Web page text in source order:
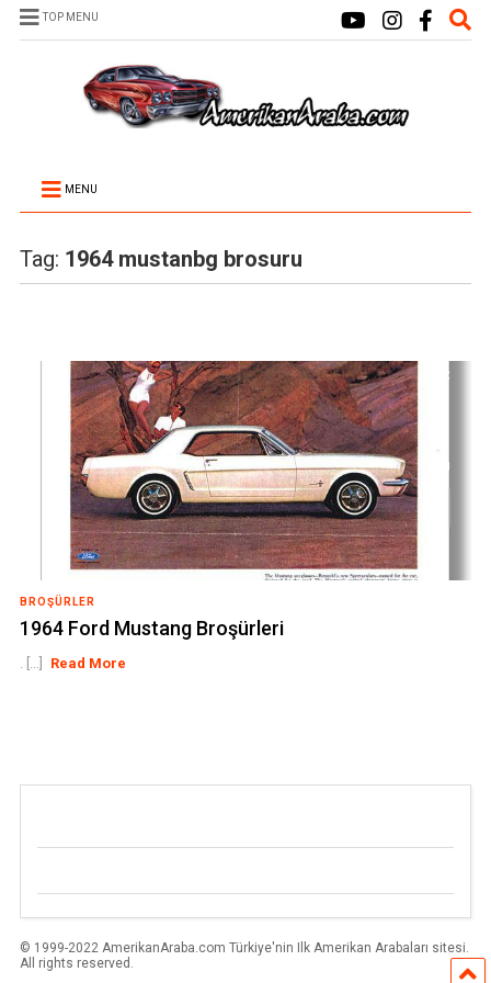
TOP MENU
MENU
Tag: 1964 mustanbg brosuru
BROŞÜRLER
1964 Ford Mustang Broşürleri
. [...] Read More
© 1999-2022 AmerikanAraba.com Türkiye'nin Ilk Amerikan Arabaları sitesi.
All rights reserved.